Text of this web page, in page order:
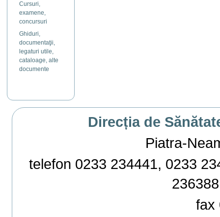
Cursuri,
examene,
concursuri
Ghiduri,
documentaţii,
legaturi utile,
cataloage, alte
documente
Direcția de
Piatra-
telefon 0233 234441, 0233
fax